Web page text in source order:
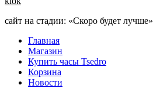
сайт на стадии: «Скоро будет лучше»
Главная
Магазин
Купить часы Tsedro
Корзина
Новости